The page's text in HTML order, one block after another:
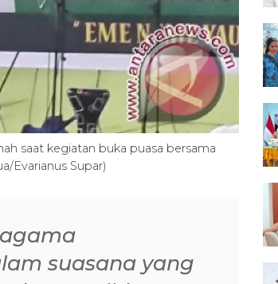
saat kegiatan buka puasa bersama
Evarianus Supar)
suasana yang